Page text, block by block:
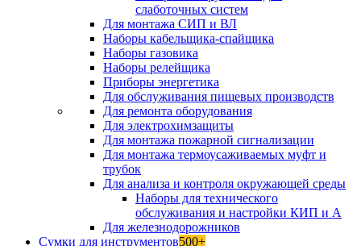
слаботочных систем
Для монтажа СИП и ВЛ
Наборы кабельщика-спайщика
Наборы газовика
Наборы релейщика
Приборы энергетика
Для обслуживания пищевых производств
Для ремонта оборудования
Для электрохимзащиты
Для монтажа пожарной сигнализации
Для монтажа термоусаживаемых муфт и
трубок
Для анализа и контроля окружающей среды
Наборы для технического
обслуживания и настройки КИП и А
Для железнодорожников
Сумки для инструментов500+